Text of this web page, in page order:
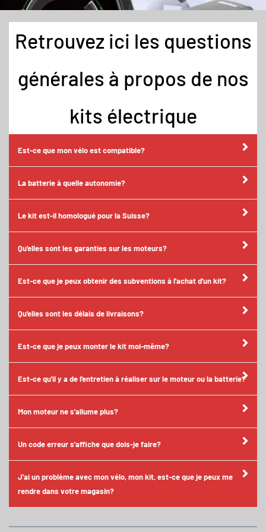
Retrouvez ici les questions
générales à propos de nos
kits électrique
Est-ce que mon vélo est compatible?
La batterie à quelle autonomie?
Le kit est-il homologué pour la Suisse?
Qu'elles sont les garanties sur les moteurs?
Est-ce que je peux obtenir des subventions à l'achat d'un kit?
Qu'elles sont les délais de livraisons?
Est-ce que je peux monter le kit moi-même?
Est-ce qu'il y a de l'entretien à réaliser sur le moteur ou la batterie?
Mon moteur ne s'allume plus?
Un code erreur s'affiche que dois-je faire?
J'ai un problème avec mon vélo, mon kit, est-ce que je peux me
rendre dans votre magasin?